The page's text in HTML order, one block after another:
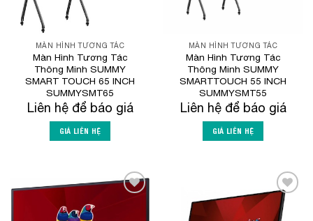
MÀN HÌNH TƯƠNG TÁC
Màn Hình Tương Tác
Thông Minh SUMMY
SMART TOUCH 65 INCH
SUMMYSMT65
Liên hệ để báo giá
GIÁ LIÊN HỆ
MÀN HÌNH TƯƠNG TÁC
Màn Hình Tương Tác
Thông Minh SUMMY
SMARTTOUCH 55 INCH
SUMMYSMT55
Liên hệ để báo giá
GIÁ LIÊN HỆ
Add to
Wishlist